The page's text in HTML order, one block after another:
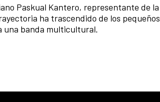
Paskual Kantero, representante de la
ha trascendido de los pequeños
una banda multicultural.